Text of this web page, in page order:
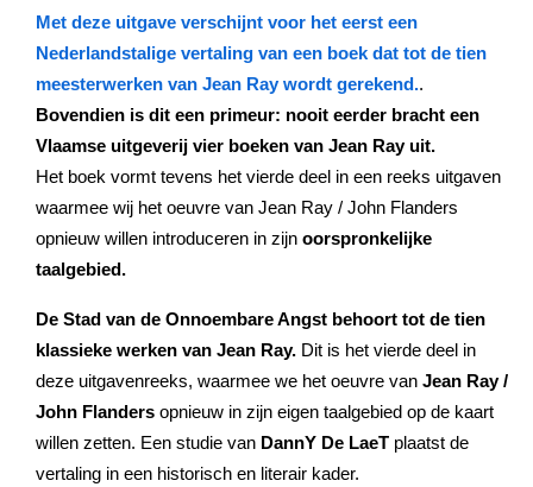
Met deze uitgave verschijnt voor het eerst een
Nederlandstalige vertaling van een boek dat tot de tien
meesterwerken van Jean Ray wordt gerekend..
Bovendien is dit een primeur: nooit eerder bracht een
Vlaamse uitgeverij vier boeken van Jean Ray uit.
Het boek vormt tevens het vierde deel in een reeks uitgaven
waarmee wij het oeuvre van Jean Ray / John Flanders
opnieuw willen introduceren in zijn oorspronkelijke
taalgebied.
De Stad van de Onnoembare Angst behoort tot de tien
klassieke werken van Jean Ray. Dit is het vierde deel in
deze uitgavenreeks, waarmee we het oeuvre van Jean Ray /
John Flanders opnieuw in zijn eigen taalgebied op de kaart
willen zetten. Een studie van DannY De LaeT plaatst de
vertaling in een historisch en literair kader.